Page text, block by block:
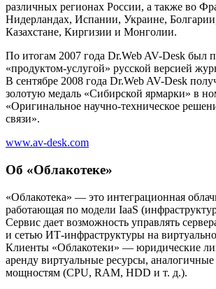
различных регионах России, а также во
Нидерландах, Испании, Украине,
Казахстане, Киргизии и Монголии.
По итогам 2007 года Dr.Web AV-Desk был
«продуктом-услугой» русской версией
В сентябре 2008 года Dr.Web AV-Desk
золотую медаль «Сибирской ярмарки» в
«Оригинальное научно-техническое
связи».
www.av-desk.com
Об «Облакотеке»
«Облакотека» — это интеграционная
работающая по модели IaaS
Сервис дает возможность управлять
и сетью ИТ-инфраструктуры на
Клиенты «Облакотеки» — юридические
аренду виртуальные ресурсы,
мощностям (CPU, RAM, HDD и т. д.).